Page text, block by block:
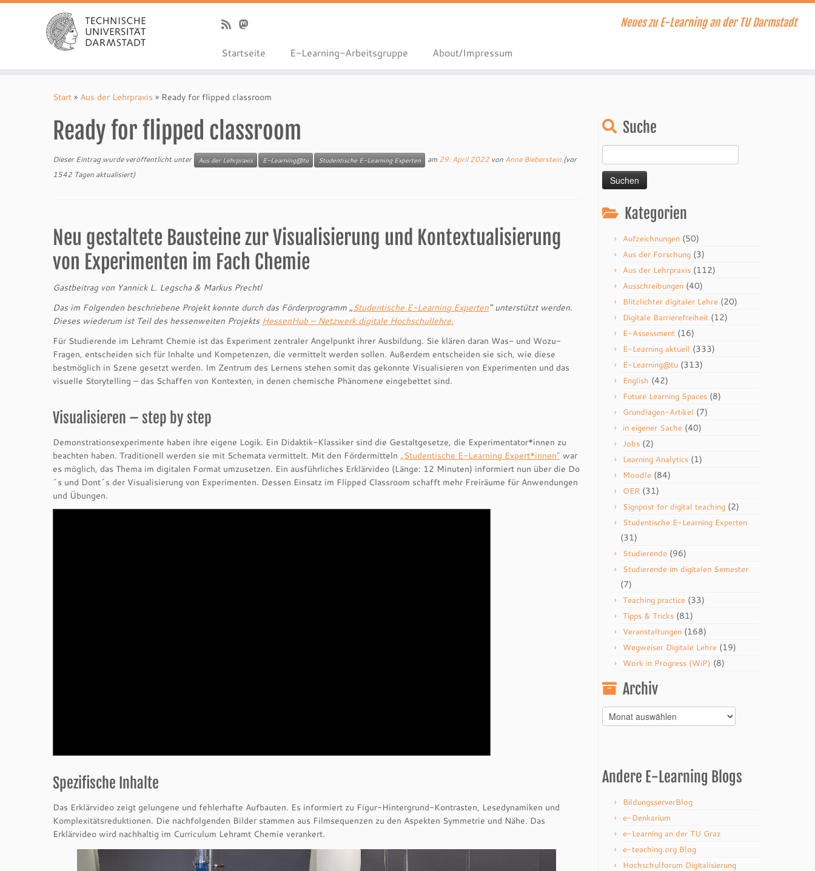
Neues zu E-Learning an der TU Darmstadt
Startseite E-Learning-Arbeitsgruppe About/Impressum
Start » Aus der Lehrpraxis » Ready for flipped classroom
Ready for flipped classroom
Dieser Eintrag wurde veröffentlicht unter Aus der Lehrpraxis E-Learning@tu Studentische E-Learning Experten am 29. April 2022 von Anne Bieberstein (vor
1542 Tagen aktualisiert)
Neu gestaltete Bausteine zur Visualisierung und Kontextualisierung
von Experimenten im Fach Chemie
Gastbeitrag von Yannick L. Legscha & Markus Prechtl
Das im Folgenden beschriebene Projekt konnte durch das Förderprogramm „Studentische E-Learning Experten“ unterstützt werden.
Dieses wiederum ist Teil des hessenweiten Projekts HessenHub – Netzwerk digitale Hochschullehre.
Für Studierende im Lehramt Chemie ist das Experiment zentraler Angelpunkt ihrer Ausbildung. Sie klären daran Was- und Wozu-
Fragen, entscheiden sich für Inhalte und Kompetenzen, die vermittelt werden sollen. Außerdem entscheiden sie sich, wie diese
bestmöglich in Szene gesetzt werden. Im Zentrum des Lernens stehen somit das gekonnte Visualisieren von Experimenten und das
visuelle Storytelling – das Schaffen von Kontexten, in denen chemische Phänomene eingebettet sind.
Visualisieren – step by step
Demonstrationsexperimente haben ihre eigene Logik. Ein Didaktik-Klassiker sind die Gestaltgesetze, die Experimentator*innen zu
beachten haben. Traditionell werden sie mit Schemata vermittelt. Mit den Fördermitteln „Studentische E-Learning Expert*innen“ war
es möglich, das Thema im digitalen Format umzusetzen. Ein ausführliches Erklärvideo (Länge: 12 Minuten) informiert nun über die Do
´s und Dont´s der Visualisierung von Experimenten. Dessen Einsatz im Flipped Classroom schafft mehr Freiräume für Anwendungen
und Übungen.
Spezifische Inhalte
Das Erklärvideo zeigt gelungene und fehlerhafte Aufbauten. Es informiert zu Figur-Hintergrund-Kontrasten, Lesedynamiken und
Komplexitätsreduktionen. Die nachfolgenden Bilder stammen aus Filmsequenzen zu den Aspekten Symmetrie und Nähe. Das
Erklärvideo wird nachhaltig im Curriculum Lehramt Chemie verankert.
Suche
nach:
Kategorien
Aufzeichnungen (50)
Aus der Forschung (3)
Aus der Lehrpraxis (112)
Ausschreibungen (40)
Blitzlichter digitaler Lehre (20)
Digitale Barrierefreiheit (12)
E-Assessment (16)
E-Learning aktuell (333)
E-Learning@tu (313)
English (42)
Future Learning Spaces (8)
Grundlagen-Artikel (7)
in eigener Sache (40)
Jobs (2)
Learning Analytics (1)
Moodle (84)
OER (31)
Signpost for digital teaching (2)
Studentische E-Learning Experten
(31)
Studierende (96)
Studierende im digitalen Semester
(7)
Teaching practice (33)
Tipps & Tricks (81)
Veranstaltungen (168)
Wegweiser Digitale Lehre (19)
Work in Progress (WiP) (8)
Archiv
Archiv
Andere E-Learning Blogs
BildungsserverBlog
e-Denkarium
e-Learning an der TU Graz
e-teaching.org Blog
Hochschulforum Digitalisierung